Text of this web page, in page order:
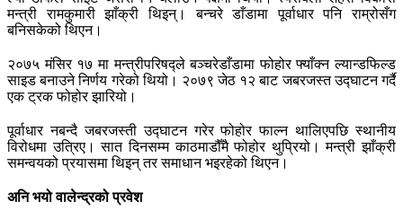
मन्त्री रामकुमारी झाँक्री थिइन्। बन्चरे डाँडामा पूर्वाधार पनि राम्रोसँग
बनिसकेको थिएन।
२०७५ मंसिर १७ मा मन्त्रीपरिषद्ले बञ्चरेडाँडामा फोहोर फ्याँक्न ल्यान्डफिल्ड
साइड बनाउने निर्णय गरेको थियो। २०७९ जेठ १२ बाट जबरजस्त उद्घाटन गर्दै
एक ट्रक फोहोर झारियो।
पूर्वाधार नबन्दै जबरजस्ती उद्घाटन गरेर फोहोर फाल्न थालिएपछि स्थानीय
विरोधमा उत्रिए। सात दिनसम्म काठमाडौँमै फोहोर थुप्रियो। मन्त्री झाँक्री
समन्वयको प्रयासमा थिइन् तर समाधान भइरहेको थिएन।
अनि भयो वालेन्द्रको प्रवेश